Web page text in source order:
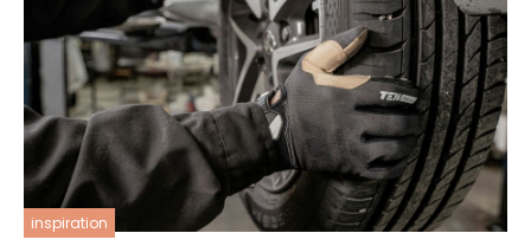
inspiration